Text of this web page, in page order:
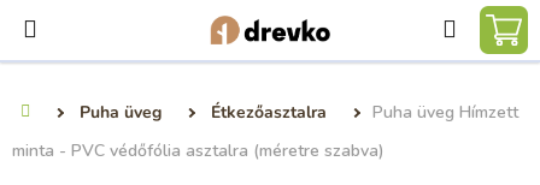
fő
Puha üveg Étkezőasztalra
Puha üveg Hímzett
minta - PVC védőfólia asztalra (méretre szabva)